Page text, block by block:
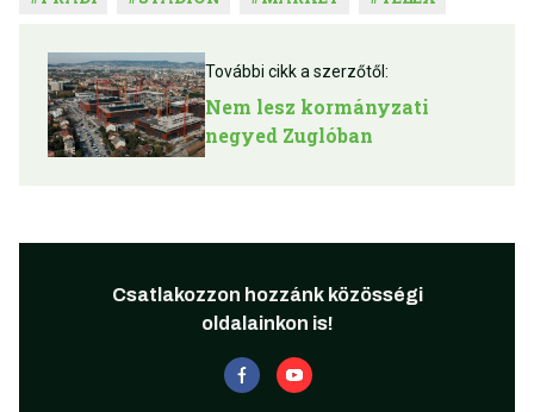
További cikk a szerzőtől:
Nem lesz kormányzati
negyed Zuglóban
Csatlakozzon hozzánk közösségi
oldalainkon is!